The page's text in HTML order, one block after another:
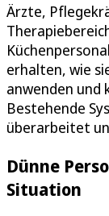
Ärzte,
erhalten, wie
anwenden und
Bestehende
überarbeitet
Dünne
Situation